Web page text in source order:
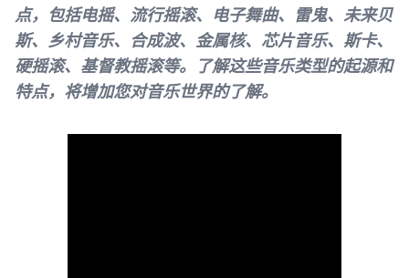
点，包括电摇、流行摇滚、电子舞曲、雷鬼、未来贝
斯、乡村音乐、合成波、金属核、芯片音乐、斯卡、
硬摇滚、基督教摇滚等。了解这些音乐类型的起源和
特点，将增加您对音乐世界的了解。